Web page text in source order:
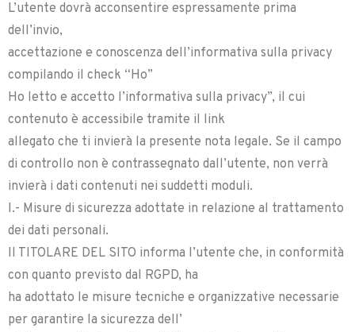
L’utente dovrà acconsentire espressamente prima
dell’invio,
accettazione e conoscenza dell’informativa sulla privacy
compilando il check “Ho”
Ho letto e accetto l’informativa sulla privacy”, il cui
contenuto è accessibile tramite il link
allegato che ti invierà la presente nota legale. Se il campo
di controllo non è contrassegnato dall’utente, non verrà
invierà i dati contenuti nei suddetti moduli.
I.- Misure di sicurezza adottate in relazione al trattamento
dei dati personali.
Il TITOLARE DEL SITO informa l’utente che, in conformità
con quanto previsto dal RGPD, ha
ha adottato le misure tecniche e organizzative necessarie
per garantire la sicurezza dell’